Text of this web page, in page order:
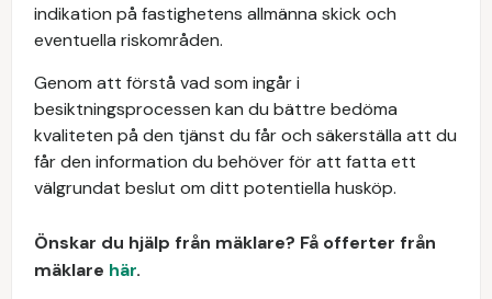
indikation på fastighetens allmänna skick och
eventuella riskområden.
Genom att förstå vad som ingår i
besiktningsprocessen kan du bättre bedöma
kvaliteten på den tjänst du får och säkerställa att du
får den information du behöver för att fatta ett
välgrundat beslut om ditt potentiella husköp.
Önskar du hjälp från mäklare? Få offerter från
mäklare här.